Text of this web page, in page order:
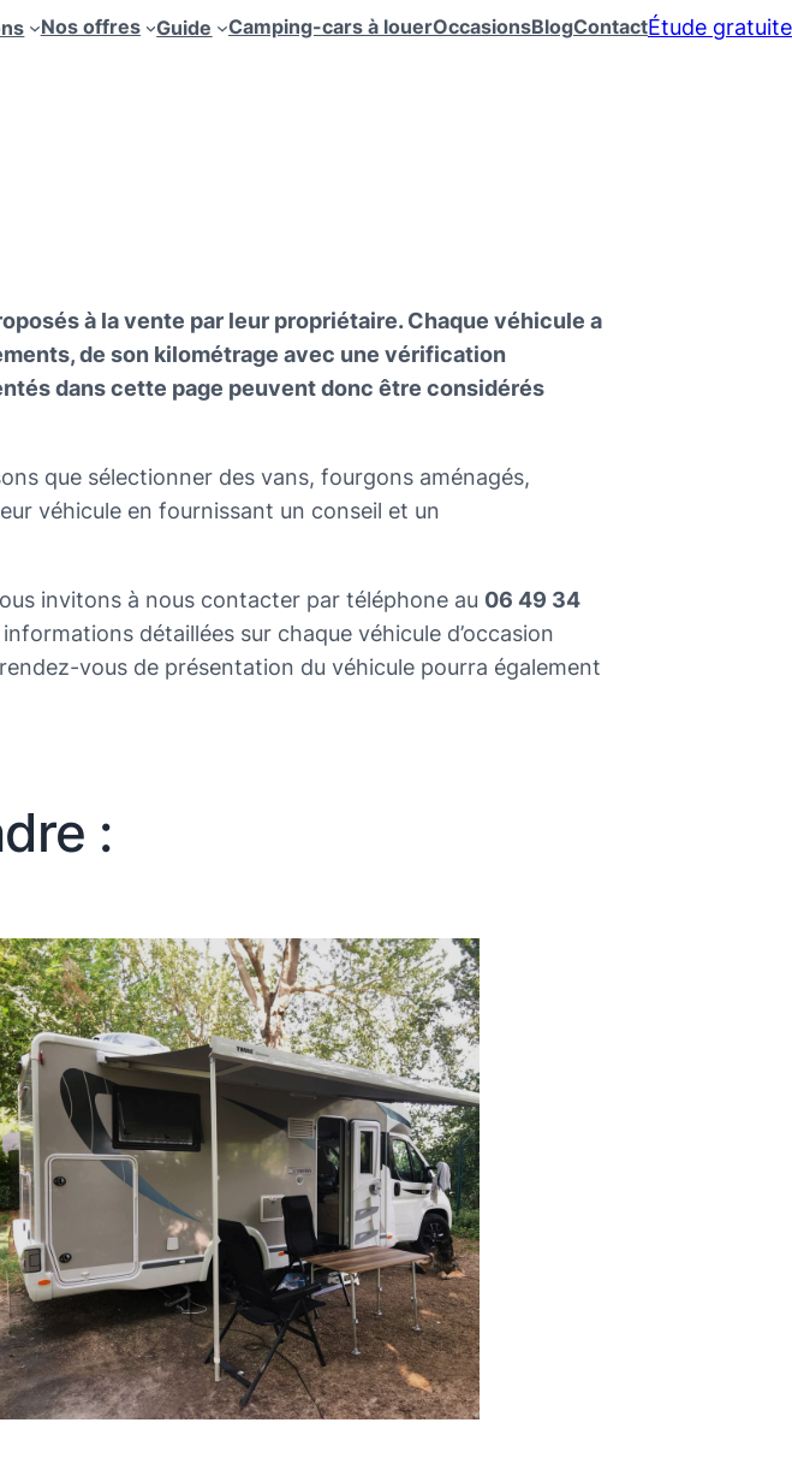
Nos offres Guide Camping-cars à louerOccasionsBlogContactÉtude gratuite
à la vente par leur propriétaire. Chaque véhicule a
de son kilométrage avec une vérification
dans cette page peuvent donc être considérés
que sélectionner des vans, fourgons aménagés,
véhicule en fournissant un conseil et un
invitons à nous contacter par téléphone au 06 49 34
détaillées sur chaque véhicule d’occasion
vous de présentation du véhicule pourra également
: